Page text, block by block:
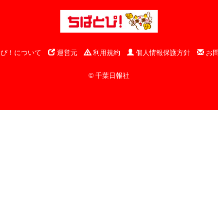
！について 運営元 利用規約 個人情報保護方針 お
© 千葉日報社